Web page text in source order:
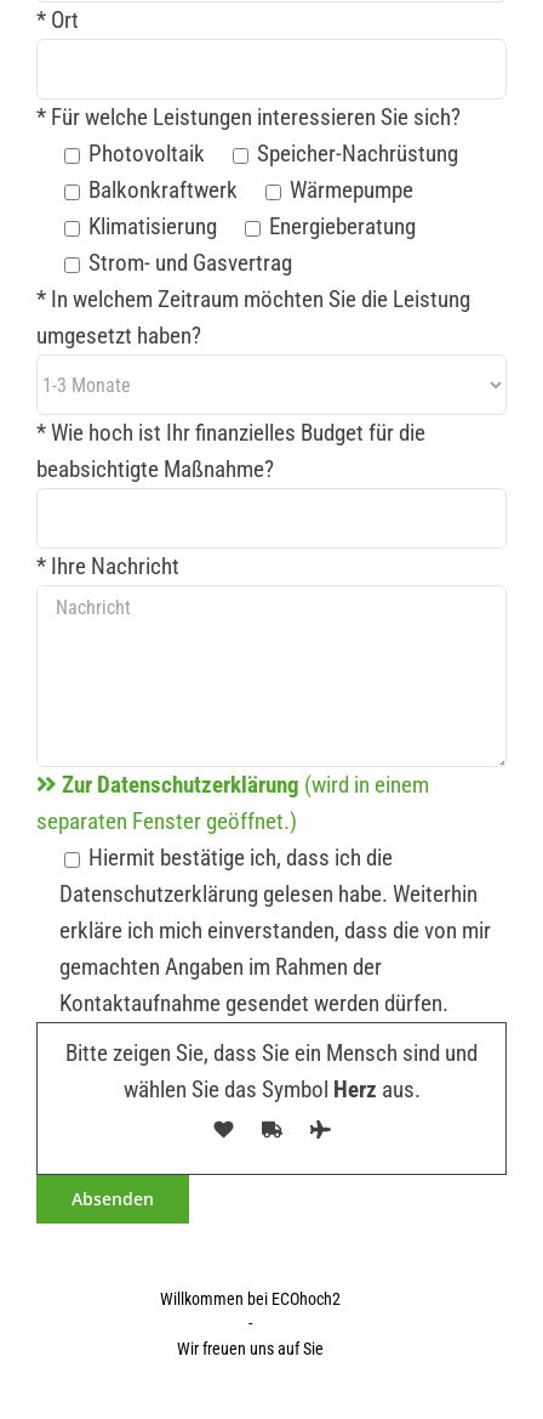
* Ort
* Für welche Leistungen interessieren Sie sich?
Photovoltaik
Speicher-Nachrüstung
Balkonkraftwerk
Wärmepumpe
Klimatisierung
Energieberatung
Strom- und Gasvertrag
* In welchem Zeitraum möchten Sie die Leistung
umgesetzt haben?
* Wie hoch ist Ihr finanzielles Budget für die
beabsichtigte Maßnahme?
* Ihre Nachricht
Zur Datenschutzerklärung (wird in einem
separaten Fenster geöffnet.)
Hiermit bestätige ich, dass ich die
Datenschutzerklärung gelesen habe. Weiterhin
erkläre ich mich einverstanden, dass die von mir
gemachten Angaben im Rahmen der
Kontaktaufnahme gesendet werden dürfen.
Bitte zeigen Sie, dass Sie ein Mensch sind und
wählen Sie das Symbol Herz aus.
Willkommen bei ECOhoch2
-
Wir freuen uns auf Sie